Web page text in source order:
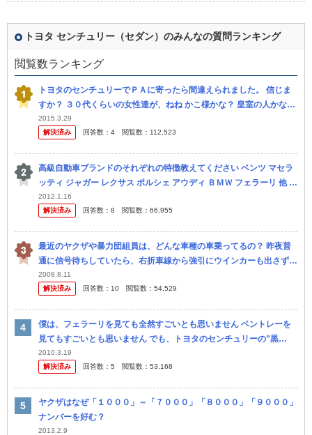
トヨタ センチュリー（セダン）のみんなの質問ランキング
閲覧数ランキング
トヨタのセンチュリーでＰＡに寄ったら間違えられました。 信じま
すか？ ３０代くらいの女性達が、ねね かこ様かな？ 皇室の人かな？
と言っているのが、聞こえて来ました。（笑） ＴＶで総理大臣が...
2015.3.29
解決済み
回答数： 4 閲覧数： 112,523
高級自動車ブランドのそれぞれの特徴教えてください ベンツ マセラ
ッティ ジャガー レクサス ポルシェ アウディ ＢＭＷ フェラーリ 他 車
の知識が全然ないのでつっこみ所多いと思いますが大体で知り...
2012.1.16
解決済み
回答数： 8 閲覧数： 66,955
最近のヤクザや暴力団組員は、どんな車種の車乗ってるの？ 昨夜普
通に信号待ちしていたら、右折車線から強引にウインカーも出さず本
線に横入りされた 3台とも黒い車で、車種はベンツ、セルシオ、セン
チュ...
2008.8.11
解決済み
回答数： 10 閲覧数： 54,529
僕は、フェラーリを見ても全然すごいとも思いません ベントレーを
見てもすごいとも思いません でも、トヨタのセンチュリーの”黒
色”と、ロールスロイスの”銀色”が嫌いなんです これらの色は、共に
お...
2010.3.19
解決済み
回答数： 5 閲覧数： 53,168
ヤクザはなぜ「１０００」～「７０００」「８０００」「９０００」
ナンバーを好む？
2013.2.9